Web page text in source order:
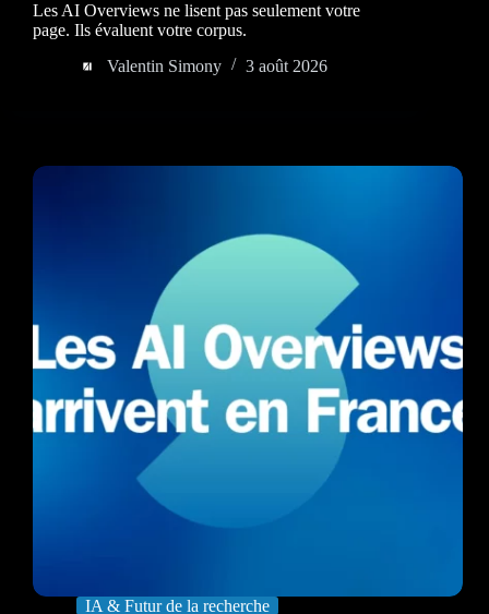
Les AI Overviews ne lisent pas seulement votre
page. Ils évaluent votre corpus.
Valentin Simony
3 août 2026
IA & Futur de la recherche